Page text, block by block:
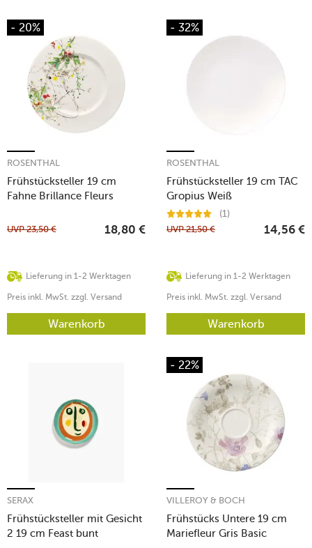
- 20%
Frühstücksteller 19 cm
Fahne Brillance Fleurs
ROSENTHAL
Lieferung in 1-2 Werktagen
UVP23,50 € 18,80 €
Preis inkl. MwSt. zzgl. Versand
Warenkorb
- 32%
Frühstücksteller 19 cm TAC
Gropius Weiß
ROSENTHAL
(1)
Lieferung in 1-2 Werktagen
UVP21,50 € 14,56 €
Preis inkl. MwSt. zzgl. Versand
Warenkorb
Frühstücksteller mit Gesicht
2 19 cm Feast bunt
SERAX
- 22%
Frühstücks Untere 19 cm
Mariefleur Gris Basic
VILLEROY & BOCH